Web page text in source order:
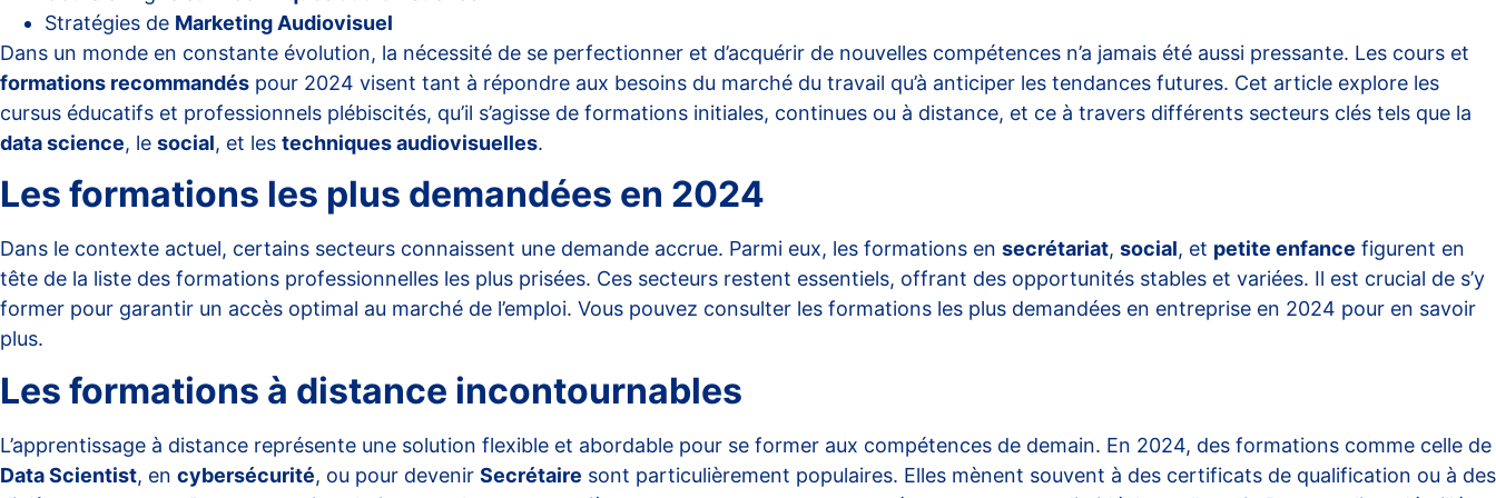
Stratégies de Marketing Audiovisuel
Dans un monde en constante évolution, la nécessité de se perfectionner et d’acquérir de nouvelles compétences n’a jamais été aussi pressante. Les cours et
formations recommandés pour 2024 visent tant à répondre aux besoins du marché du travail qu’à anticiper les tendances futures. Cet article explore les
cursus éducatifs et professionnels plébiscités, qu’il s’agisse de formations initiales, continues ou à distance, et ce à travers différents secteurs clés tels que la
data science, le social, et les techniques audiovisuelles.
Les formations les plus demandées en 2024
Dans le contexte actuel, certains secteurs connaissent une demande accrue. Parmi eux, les formations en secrétariat, social, et petite enfance figurent en
tête de la liste des formations professionnelles les plus prisées. Ces secteurs restent essentiels, offrant des opportunités stables et variées. Il est crucial de s’y
former pour garantir un accès optimal au marché de l’emploi. Vous pouvez consulter les formations les plus demandées en entreprise en 2024 pour en savoir
plus.
Les formations à distance incontournables
L’apprentissage à distance représente une solution flexible et abordable pour se former aux compétences de demain. En 2024, des formations comme celle de
Data Scientist, en cybersécurité, ou pour devenir Secrétaire sont particulièrement populaires. Elles mènent souvent à des certificats de qualification ou à des